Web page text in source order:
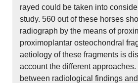
rayed could be taken into
study. 560 out of these horses
radiograph by the means of
proximoplantar osteochondral
aetiology of these fragments is
account the different
between radiological findings